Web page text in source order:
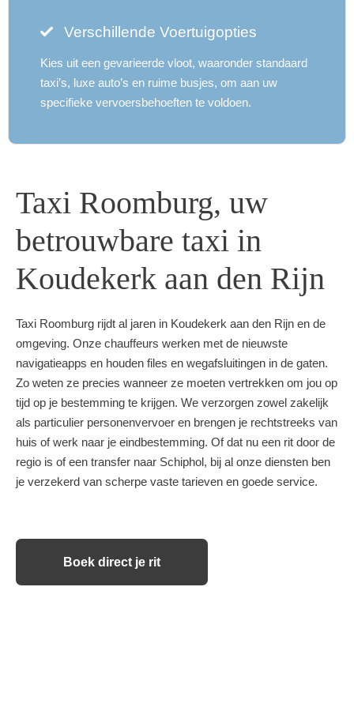
Verschillende Voertuigopties
Kies uit een gevarieerde vloot, waaronder standaard
taxi’s, luxe auto’s en ruime busjes, om aan uw
specifieke vervoersbehoeften te voldoen.
Taxi Roomburg, uw
betrouwbare taxi in
Koudekerk aan den Rijn
Taxi Roomburg rijdt al jaren in Koudekerk aan den Rijn en de
omgeving. Onze chauffeurs werken met de nieuwste
navigatieapps en houden files en wegafsluitingen in de gaten.
Zo weten ze precies wanneer ze moeten vertrekken om jou op
tijd op je bestemming te krijgen. We verzorgen zowel zakelijk
als particulier personenvervoer en brengen je rechtstreeks van
huis of werk naar je eindbestemming. Of dat nu een rit door de
regio is of een transfer naar Schiphol, bij al onze diensten ben
je verzekerd van scherpe vaste tarieven en goede service.
Boek direct je rit